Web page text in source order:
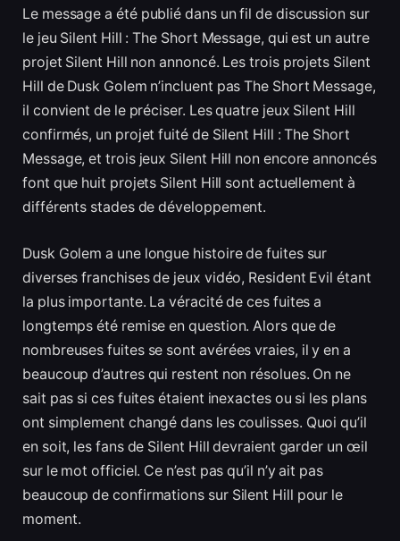
Le message a été publié dans un fil de discussion sur
le jeu Silent Hill : The Short Message, qui est un autre
projet Silent Hill non annoncé. Les trois projets Silent
Hill de Dusk Golem n’incluent pas The Short Message,
il convient de le préciser. Les quatre jeux Silent Hill
confirmés, un projet fuité de Silent Hill : The Short
Message, et trois jeux Silent Hill non encore annoncés
font que huit projets Silent Hill sont actuellement à
différents stades de développement.
Dusk Golem a une longue histoire de fuites sur
diverses franchises de jeux vidéo, Resident Evil étant
la plus importante. La véracité de ces fuites a
longtemps été remise en question. Alors que de
nombreuses fuites se sont avérées vraies, il y en a
beaucoup d’autres qui restent non résolues. On ne
sait pas si ces fuites étaient inexactes ou si les plans
ont simplement changé dans les coulisses. Quoi qu’il
en soit, les fans de Silent Hill devraient garder un œil
sur le mot officiel. Ce n’est pas qu’il n’y ait pas
beaucoup de confirmations sur Silent Hill pour le
moment.